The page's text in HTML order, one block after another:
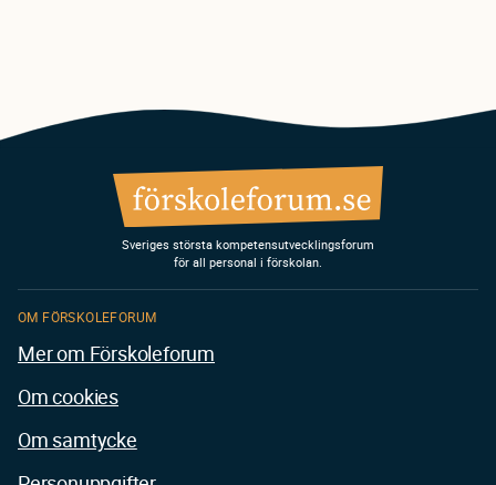
Sveriges största kompetensutvecklingsforum
för all personal i förskolan.
OM FÖRSKOLEFORUM
Mer om Förskoleforum
Om cookies
Om samtycke